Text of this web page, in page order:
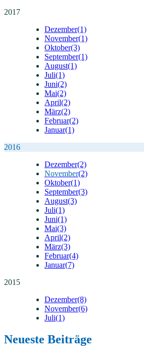
2017
Dezember(1)
November(1)
Oktober(3)
September(1)
August(1)
Juli(1)
Juni(2)
Mai(2)
April(2)
März(2)
Februar(2)
Januar(1)
2016
Dezember(2)
November(2)
Oktober(1)
September(3)
August(3)
Juli(1)
Juni(1)
Mai(3)
April(2)
März(3)
Februar(4)
Januar(7)
2015
Dezember(8)
November(6)
Juli(1)
Neueste Beiträge